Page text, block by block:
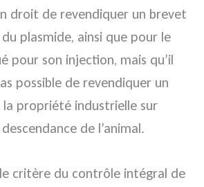
droit de revendiquer un brevet
plasmide, ainsi que pour le
pour son injection, mais qu’il
possible de revendiquer un
propriété industrielle sur
de l’animal.
critère du contrôle intégral de